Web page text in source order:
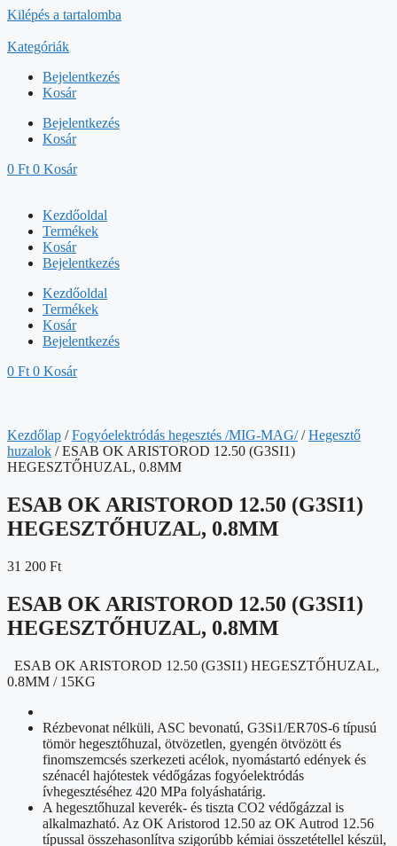
Kilépés a tartalomba
Kategóriák
Bejelentkezés
Kosár
Bejelentkezés
Kosár
0 Ft 0 Kosár
Kezdőoldal
Termékek
Kosár
Bejelentkezés
Kezdőoldal
Termékek
Kosár
Bejelentkezés
0 Ft 0 Kosár
Kezdőlap /Fogyóelektródás hegesztés /MIG-MAG//Hegesztő
huzalok / ESAB OK ARISTOROD 12.50 (G3SI1)
HEGESZTŐHUZAL, 0.8MM
ESAB OK ARISTOROD 12.50 (G3SI1)
HEGESZTŐHUZAL, 0.8MM
31 200 Ft
ESAB OK ARISTOROD 12.50 (G3SI1)
HEGESZTŐHUZAL, 0.8MM
ESAB OK ARISTOROD 12.50 (G3SI1) HEGESZTŐHUZAL,
0.8MM / 15KG
Rézbevonat nélküli, ASC bevonatú, G3Si1/ER70S-6 típusú
tömör hegesztőhuzal, ötvözetlen, gyengén ötvözött és
finomszemcsés szerkezeti acélok, nyomástartó edények és
szénacél hajótestek védőgázas fogyóelektródás
ívhegesztéséhez 420 MPa folyáshatárig.
A hegesztőhuzal keverék- és tiszta CO2 védőgázzal is
alkalmazható. Az OK Aristorod 12.50 az OK Autrod 12.56
típussal összehasonlítva szigorúbb kémiai összetétellel készül,